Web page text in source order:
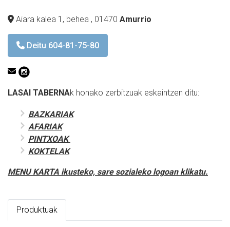
Aiara kalea 1, behea , 01470 Amurrio
Deitu 604-81-75-80
LASAI TABERNAk honako zerbitzuak eskaintzen ditu:
BAZKARIAK
AFARIAK
PINTXOAK
KOKTELAK
MENU KARTA ikusteko, sare sozialeko logoan klikatu.
Produktuak